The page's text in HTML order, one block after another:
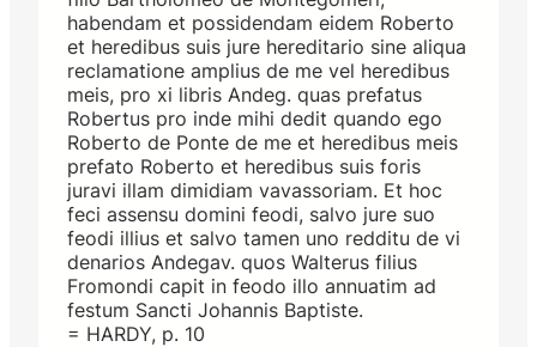
habendam et possidendam eidem Roberto
et heredibus suis jure hereditario sine aliqua
reclamatione amplius de me vel heredibus
meis, pro xi libris Andeg. quas prefatus
Robertus pro inde mihi dedit quando ego
Roberto de Ponte de me et heredibus meis
prefato Roberto et heredibus suis foris
juravi illam dimidiam vavassoriam. Et hoc
feci assensu domini feodi, salvo jure suo
feodi illius et salvo tamen uno redditu de vi
denarios Andegav. quos Walterus filius
Fromondi capit in feodo illo annuatim ad
festum Sancti Johannis Baptiste.
= HARDY, p. 10